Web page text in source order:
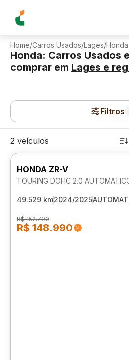
Home/Carros Usados/Lages/Honda
Honda: Carros Usados
comprar em Lages e
Filtros
2 veículos
HONDA ZR-V
TOURING DOHC 2.0
49.529 km2024/2025
R$ 152.790
R$ 148.990